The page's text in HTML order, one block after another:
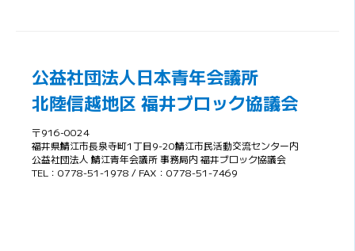
公益社団法人日本青年会議所
北陸信越地区 福井ブロック協議会
〒916-0024
福井県鯖江市長泉寺町1丁目9-20鯖江市民活動交流センター内
公益社団法人 鯖江青年会議所 事務局内 福井ブロック協議会
TEL：0778-51-1978 / FAX：0778-51-7469